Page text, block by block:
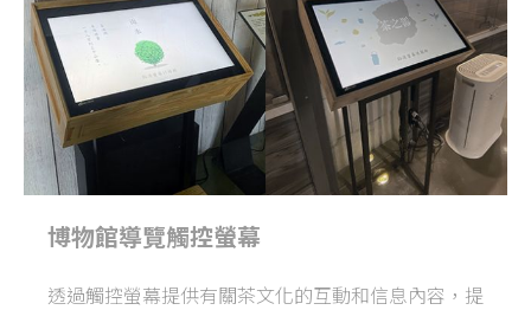
博物館導覽觸控螢幕
透過觸控螢幕提供有關茶文化的互動和信息內容，提